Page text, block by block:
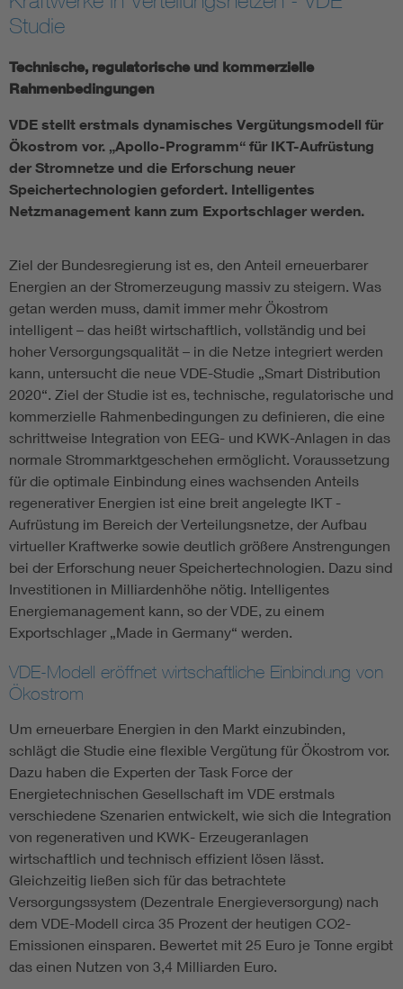
Energy efficiency
Energy grids
Energy storage
Renewable energies
Studie
Technische, regulatorische und kommerzielle
Rahmenbedingungen
VDE stellt erstmals dynamisches Vergütungsmodell für
Ökostrom vor. „Apollo-Programm“ für IKT-Aufrüstung
der Stromnetze und die Erforschung neuer
Speichertechnologien gefordert. Intelligentes
Netzmanagement kann zum Exportschlager werden.
Ziel der Bundesregierung ist es, den Anteil erneuerbarer
Energien an der Stromerzeugung massiv zu steigern. Was
getan werden muss, damit immer mehr Ökostrom
intelligent – das heißt wirtschaftlich, vollständig und bei
hoher Versorgungsqualität – in die Netze integriert werden
kann, untersucht die neue VDE-Studie „Smart Distribution
2020“. Ziel der Studie ist es, technische, regulatorische und
kommerzielle Rahmenbedingungen zu definieren, die eine
schrittweise Integration von EEG- und KWK-Anlagen in das
normale Strommarktgeschehen ermöglicht. Voraussetzung
für die optimale Einbindung eines wachsenden Anteils
regenerativer Energien ist eine breit angelegte IKT -
Aufrüstung im Bereich der Verteilungsnetze, der Aufbau
virtueller Kraftwerke sowie deutlich größere Anstrengungen
bei der Erforschung neuer Speichertechnologien. Dazu sind
Investitionen in Milliardenhöhe nötig. Intelligentes
Energiemanagement kann, so der VDE, zu einem
Exportschlager „Made in Germany“ werden.
VDE-Modell eröffnet wirtschaftliche Einbindung von
Ökostrom
Um erneuerbare Energien in den Markt einzubinden,
schlägt die Studie eine flexible Vergütung für Ökostrom vor.
Dazu haben die Experten der Task Force der
Energietechnischen Gesellschaft im VDE erstmals
verschiedene Szenarien entwickelt, wie sich die Integration
von regenerativen und KWK- Erzeugeranlagen
wirtschaftlich und technisch effizient lösen lässt.
Gleichzeitig ließen sich für das betrachtete
Versorgungssystem (Dezentrale Energieversorgung) nach
dem VDE-Modell circa 35 Prozent der heutigen CO2-
Emissionen einsparen. Bewertet mit 25 Euro je Tonne ergibt
das einen Nutzen von 3,4 Milliarden Euro.